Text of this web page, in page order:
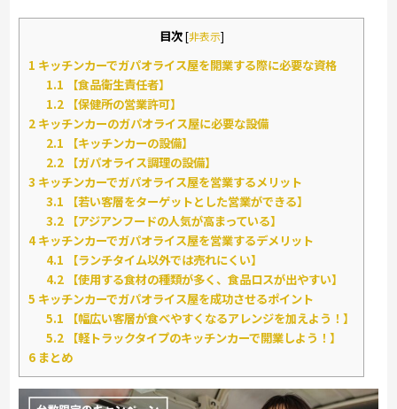
目次[非表示]
1 キッチンカーでガパオライス屋を開業する際に必要な資格
1.1 【食品衛生責任者】
1.2 【保健所の営業許可】
2 キッチンカーのガパオライス屋に必要な設備
2.1 【キッチンカーの設備】
2.2 【ガパオライス調理の設備】
3 キッチンカーでガパオライス屋を営業するメリット
3.1 【若い客層をターゲットとした営業ができる】
3.2 【アジアンフードの人気が高まっている】
4キッチンカーでガパオライス屋を営業するデメリット
4.1 【ランチタイム以外では売れにくい】
4.2 【使用する食材の種類が多く、食品ロスが出やすい】
5 キッチンカーでガパオライス屋を成功させるポイント
5.1 【幅広い客層が食べやすくなるアレンジを加えよう！】
5.2 【軽トラックタイプのキッチンカーで開業しよう！】
6 まとめ